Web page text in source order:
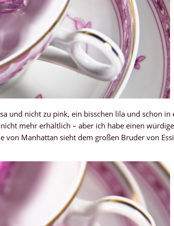
und nicht zu pink, ein bisschen lila und schon in
mehr erhältlich – aber ich habe einen
von Manhattan sieht dem großen Bruder von